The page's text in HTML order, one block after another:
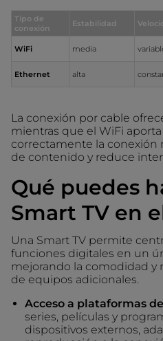
Tipo de
conexión
Estabilidad
WiFi media
Ethernet alta
La conexión por cable
mientras que el WiFi
correctamente la conexión
de contenido y reduce
Qué puedes
Smart TV en
Una Smart TV permite
funciones digitales en un
mejorando la comodidad y
de equipos adicionales.
Acceso a plataformas
series, películas y
dispositivos externos,